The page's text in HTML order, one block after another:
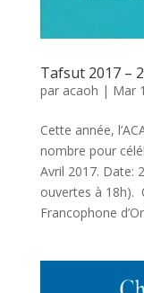
Tafsut 2017 –
par acaoh | Mar
Cette année,
nombre pour
Avril 2017. Date:
ouvertes à 18h).
Francophone